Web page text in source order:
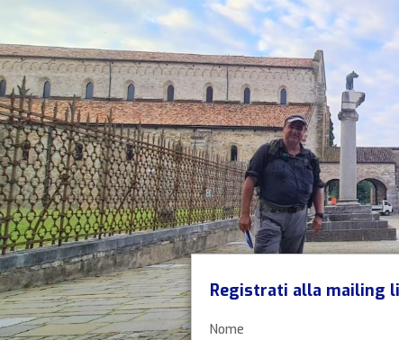
Registrati alla mailing
Nome